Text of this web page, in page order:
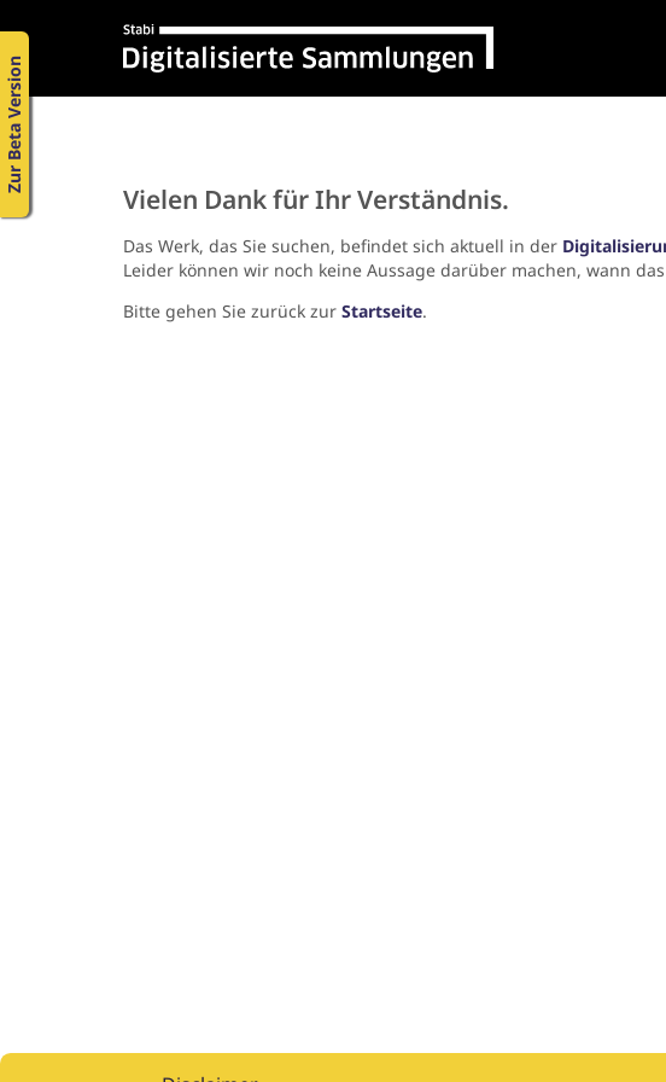
Zur Beta Version
Vielen Dank für Ihr Verständnis.
Das Werk, das Sie suchen, befindet sich aktuell in der
Leider können wir noch keine Aussage darüber machen, wann
Bitte gehen Sie zurück zur Startseite.